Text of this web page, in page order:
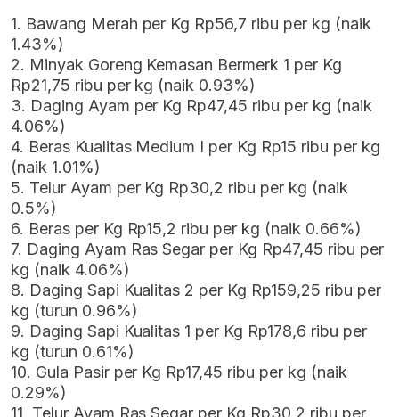
1. Bawang Merah per Kg Rp56,7 ribu per kg (naik
1.43%)
2. Minyak Goreng Kemasan Bermerk 1 per Kg
Rp21,75 ribu per kg (naik 0.93%)
3. Daging Ayam per Kg Rp47,45 ribu per kg (naik
4.06%)
4. Beras Kualitas Medium I per Kg Rp15 ribu per kg
(naik 1.01%)
5. Telur Ayam per Kg Rp30,2 ribu per kg (naik
0.5%)
6. Beras per Kg Rp15,2 ribu per kg (naik 0.66%)
7. Daging Ayam Ras Segar per Kg Rp47,45 ribu per
kg (naik 4.06%)
8. Daging Sapi Kualitas 2 per Kg Rp159,25 ribu per
kg (turun 0.96%)
9. Daging Sapi Kualitas 1 per Kg Rp178,6 ribu per
kg (turun 0.61%)
10. Gula Pasir per Kg Rp17,45 ribu per kg (naik
0.29%)
11. Telur Ayam Ras Segar per Kg Rp30,2 ribu per